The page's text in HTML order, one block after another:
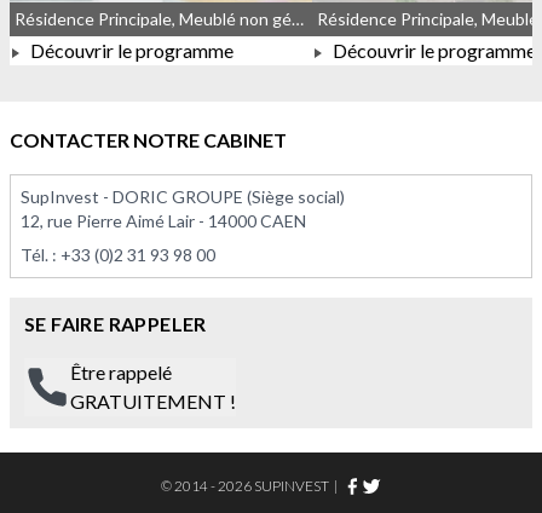
À PARTIR DE 177 061,00 €
Résidence Principale, Meublé non géré, Droit commun
Découvrir le programme Découvrir le programme
CONTACTER NOTRE CABINET
SupInvest - DORIC GROUPE (Siège social)
12, rue Pierre Aimé Lair - 14000 CAEN
Tél. : +33 (0)2 31 93 98 00
SE FAIRE RAPPELER
Être rappelé
GRATUITEMENT !
© 2014 - 2026 SUPINVEST |